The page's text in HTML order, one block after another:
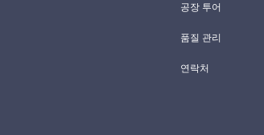
공장 투어
품질 관리
연락처